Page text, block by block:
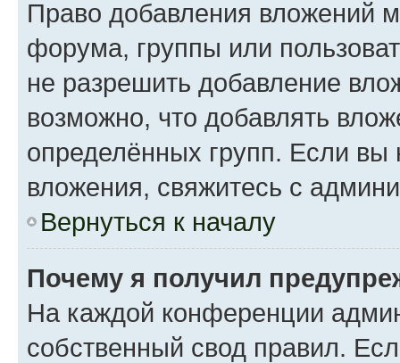
Право добавления вложений
форума, группы или
не разрешить добавление
возможно, что добавлять
определённых групп. Если вы
вложения, свяжитесь с
Вернуться к началу
Почему я получил
На каждой конференции
собственный свод правил.